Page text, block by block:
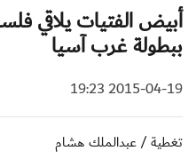
أبيض الفتيات يلاقي
ببطولة غرب آسيا
2015-04-19 19:23
تغطية / عبدالملك هشام